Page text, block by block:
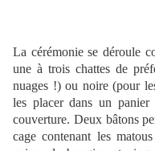
La cérémonie se déroule
une à trois chattes de
nuages !) ou noire (pour
les placer dans un
couverture. Deux bâtons
cage contenant les